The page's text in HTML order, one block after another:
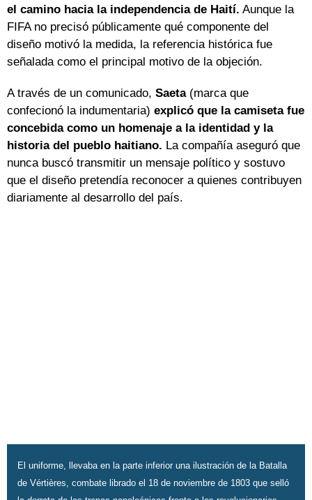
el camino hacia la independencia de Haití. Aunque la
FIFA no precisó públicamente qué componente del
diseño motivó la medida, la referencia histórica fue
señalada como el principal motivo de la objeción.
A través de un comunicado, Saeta (marca que
confecionó la indumentaria) explicó que la camiseta fue
concebida como un homenaje a la identidad y la
historia del pueblo haitiano. La compañía aseguró que
nunca buscó transmitir un mensaje político y sostuvo
que el diseño pretendía reconocer a quienes contribuyen
diariamente al desarrollo del país.
El uniforme, llevaba en la parte inferior una ilustración de la Batalla
de Vértières, combate librado el 18 de noviembre de 1803 que selló